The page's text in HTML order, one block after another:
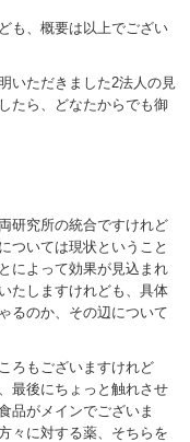
も、概要は以上でござい
ただきました2法人の見
たら、どなたからでも御
究所の統合ですけれど
ついては現状ということ
によって効果が見込まれ
たしますけれども、具体
るのか、その辺について
ろもございますけれど
最後にちょっと触れさせ
品がメインでございま
々に対する薬、そちらを